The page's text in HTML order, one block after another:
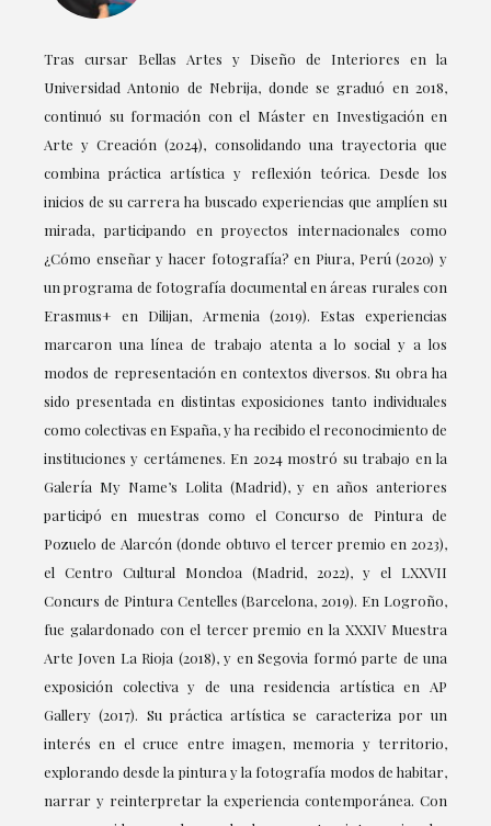
Tras cursar Bellas Artes y Diseño de Interiores en la
Universidad Antonio de Nebrija, donde se graduó en 2018,
continuó su formación con el Máster en Investigación en
Arte y Creación (2024), consolidando una trayectoria que
combina práctica artística y reflexión teórica. Desde los
inicios de su carrera ha buscado experiencias que amplíen su
mirada, participando en proyectos internacionales como
¿Cómo enseñar y hacer fotografía? en Piura, Perú (2020) y
un programa de fotografía documental en áreas rurales con
Erasmus+ en Dilijan, Armenia (2019). Estas experiencias
marcaron una línea de trabajo atenta a lo social y a los
modos de representación en contextos diversos. Su obra ha
sido presentada en distintas exposiciones tanto individuales
como colectivas en España, y ha recibido el reconocimiento de
instituciones y certámenes. En 2024 mostró su trabajo en la
Galería My Name’s Lolita (Madrid), y en años anteriores
participó en muestras como el Concurso de Pintura de
Pozuelo de Alarcón (donde obtuvo el tercer premio en 2023),
el Centro Cultural Moncloa (Madrid, 2022), y el LXXVII
Concurs de Pintura Centelles (Barcelona, 2019). En Logroño,
fue galardonado con el tercer premio en la XXXIV Muestra
Arte Joven La Rioja (2018), y en Segovia formó parte de una
exposición colectiva y de una residencia artística en AP
Gallery (2017). Su práctica artística se caracteriza por un
interés en el cruce entre imagen, memoria y territorio,
explorando desde la pintura y la fotografía modos de habitar,
narrar y reinterpretar la experiencia contemporánea. Con